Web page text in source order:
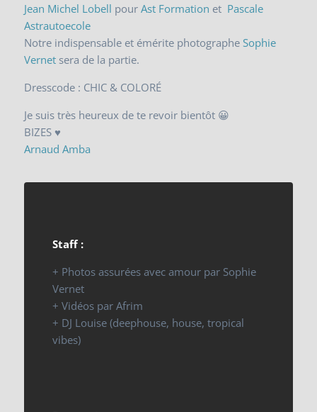
Jean Michel Lobell pourAst Formation et Pascale
Astrautoecole
Notre indispensable et émérite photographeSophie
Vernet sera de la partie.
Dresscode : CHIC & COLORÉ
Je suis très heureux de te revoir bientôt 😀
BIZES ♥
Arnaud Amba
Staff :
+ Photos assurées avec amour par Sophie
Vernet
+ Vidéos par Afrim
+ DJ Louise (deephouse, house, tropical
vibes)